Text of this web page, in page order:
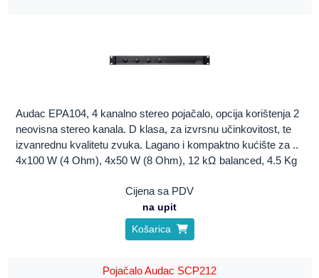
Audac EPA104, 4 kanalno stereo pojačalo, opcija korištenja 2
neovisna stereo kanala. D klasa, za izvrsnu učinkovitost, te
izvanrednu kvalitetu zvuka. Lagano i kompaktno kućište za ..
4x100 W (4 Ohm), 4x50 W (8 Ohm), 12 kΩ balanced, 4.5 Kg
Cijena sa PDV
na upit
Košarica
Pojačalo Audac SCP212